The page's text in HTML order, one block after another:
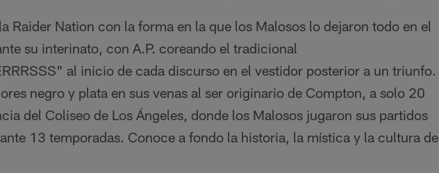
Raider Nation con la forma en la que los Malosos lo dejaron todo en el
su interinato, con A.P. coreando el tradicional
al inicio de cada discurso en el vestidor posterior a un triunfo.
negro y plata en sus venas al ser originario de Compton, a solo 20
del Coliseo de Los Ángeles, donde los Malosos jugaron sus partidos
13 temporadas. Conoce a fondo la historia, la mística y la cultura de